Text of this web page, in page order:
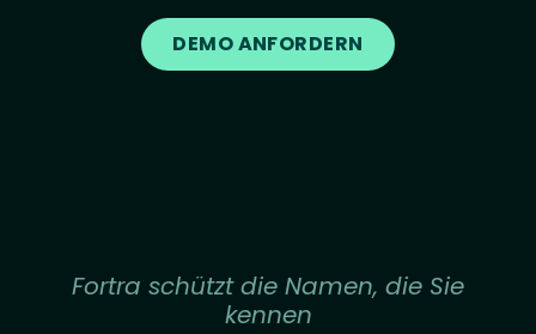
DEMO ANFORDERN
Fortra schützt die Namen, die Sie
kennen